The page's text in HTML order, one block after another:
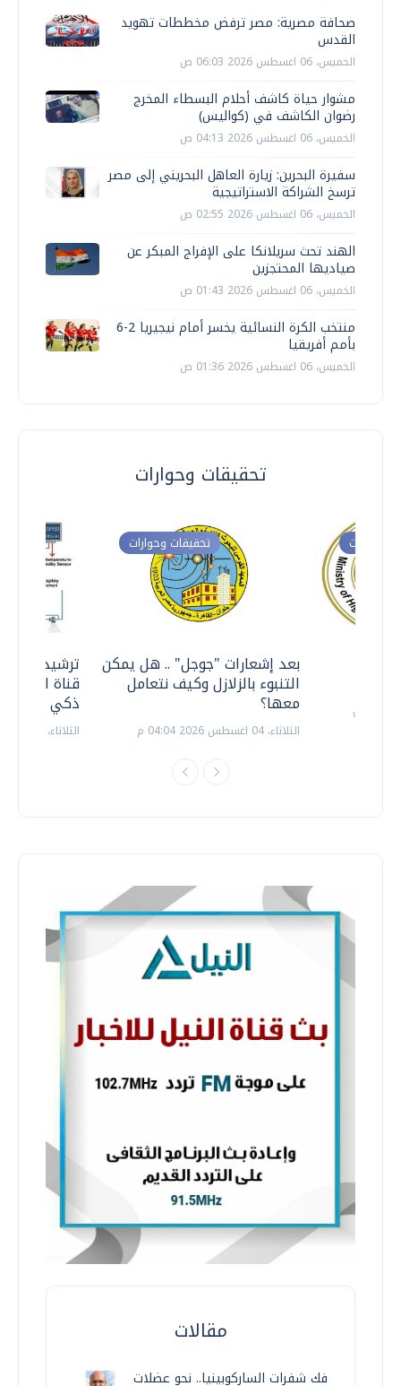
صحافة مصرية: مصر ترفض مخططات تهويد
القدس
الخميس، 06 اغسطس 2026 06:03 ص
مشوار حياة كاشف أحلام البسطاء المخرج
رضوان الكاشف في (كواليس)
الخميس، 06 اغسطس 2026 04:13 ص
سفيرة البحرين: زيارة العاهل البحريني إلى مصر
ترسخ الشراكة الاستراتيجية
الخميس، 06 اغسطس 2026 02:55 ص
الهند تحث سريلانكا على الإفراج المبكر عن
صياديها المحتجزين
الخميس، 06 اغسطس 2026 01:43 ص
منتخب الكرة النسائية يخسر أمام نيجيريا 2-6
بأمم أفريقيا
الخميس، 06 اغسطس 2026 01:36 ص
تحقيقات وحوارات
ترشيدا
قناة
ذكي
الثلاثاء، 14 يوليو 2026 06:11 م
تحقيقات وحوارات
بعد إشعارات "جوجل" .. هل يمكن
التنبوء بالزلازل وكيف نتعامل
معها؟
الثلاثاء، 04 اغسطس 2026 04:04 م
وحوارات
مقالات
فك شفرات الساركوبينيا.. نحو عضلات